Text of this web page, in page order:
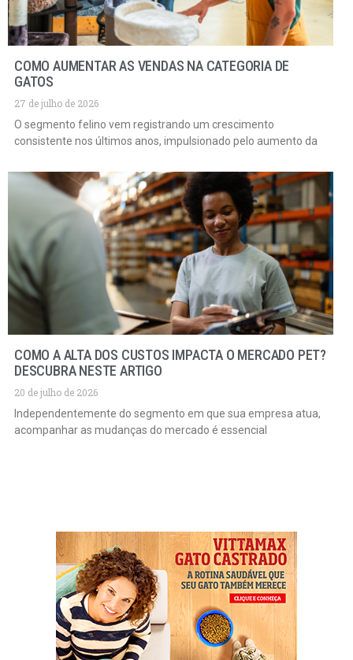
COMO AUMENTAR AS VENDAS NA CATEGORIA DE
GATOS
27 de julho de 2026
O segmento felino vem registrando um crescimento
consistente nos últimos anos, impulsionado pelo aumento da
COMO A ALTA DOS CUSTOS IMPACTA O MERCADO PET?
DESCUBRA NESTE ARTIGO
20 de julho de 2026
Independentemente do segmento em que sua empresa atua,
acompanhar as mudanças do mercado é essencial